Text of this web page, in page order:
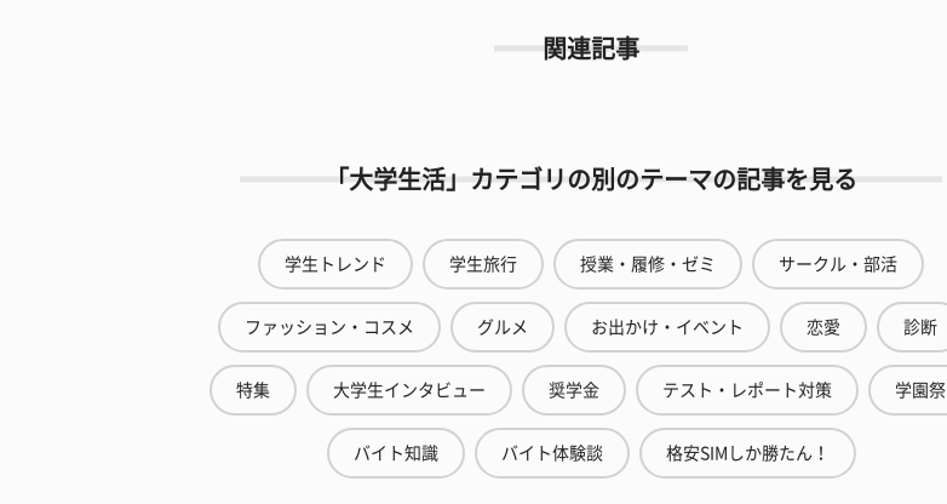
関連記事
「大学生活」カテゴリの別のテーマの記事を見る
学生トレンド 学生旅行 授業・履修・ゼミ サークル・部活
ファッション・コスメ グルメ お出かけ・イベント 恋愛 診断
特集 大学生インタビュー 奨学金 テスト・レポート対策 学園祭
バイト知識 バイト体験談 格安SIMしか勝たん！